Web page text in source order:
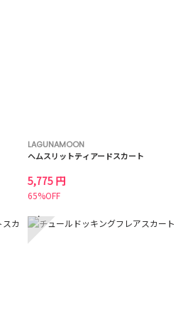
LAGUNAMOON
ヘムスリットティアードスカート
5,775 円
65%OFF
4